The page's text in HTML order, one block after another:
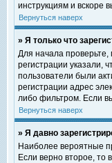
инструкциям и вскоре
Вернуться наверх
» Я только что
Для начала
регистрации указали,
пользователи были
регистрации адрес
либо фильтром. Если
Вернуться наверх
» Я давно
Наиболее вероятные
Если верно второе, то